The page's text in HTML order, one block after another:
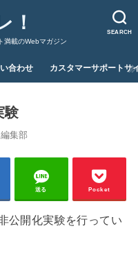
SEARCH
！
満載のWebマガジン
合わせ カスタマーサポートサ
験
集部
送る Pocket
公開化実験を行ってい